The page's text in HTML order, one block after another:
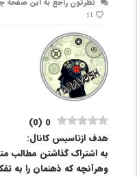
نظرتون راجع به این صفحه
11
0
(
0
)
هدف ازتاسیس کانال:
به اشتراک گذاشتن مطالب
وهرآنچه که ذهنمان را به